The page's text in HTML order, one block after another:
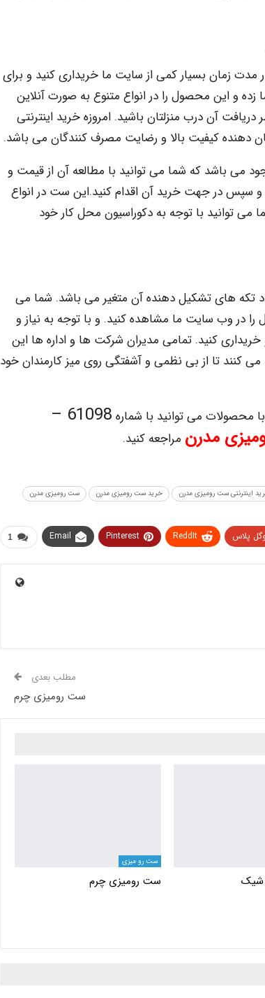
زمان بسیار کمی از سایت ما خریداری کنید و برای
و این محصول را در انواع متنوع به صورت آنلاین
آن درب منزلتان باشید. امروزه خرید اینترنتی
دهنده کیفیت بالا و رضایت مصرف کنندگان می باشد.
می باشد که شما می توانید با مطالعه آن از قیمت و
در جهت خرید آن اقدام کنید.این ست در انواع
توانید با توجه به دکوراسیون محل کار خود
های تشکیل دهنده آن متغیر می باشد. شما می
در وب سایت ما مشاهده کنید. و با توجه به نیاز و
کنید. تمامی مدیران شرکت ها و اداره ها این
کنند تا از بی نظمی و آشفتگی روی میز کارمندان خود
محصولات می توانید با شماره
61098 –
مدرن مراجعه کنید.
اینترنتی ست رومیزی مدرن خرید ست رومیزی مدرن
ست رومیزی مدرن
1 پلاس ReddIt
Pinterest
Email
مطلب بعدی
ست رومیزی چرم
شیک
ست رو میزی
ست رومیزی چرم